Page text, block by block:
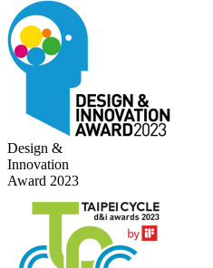
Design &
Innovation
Award 2023